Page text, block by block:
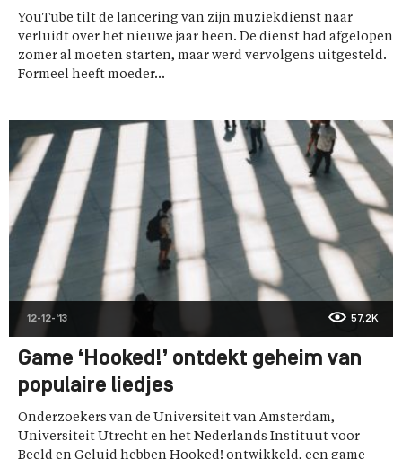
YouTube tilt de lancering van zijn muziekdienst naar
verluidt over het nieuwe jaar heen. De dienst had afgelopen
zomer al moeten starten, maar werd vervolgens uitgesteld.
Formeel heeft moeder...
12-12-'13 57,2K
Game ‘Hooked!’ ontdekt geheim van
populaire liedjes
Onderzoekers van de Universiteit van Amsterdam,
Universiteit Utrecht en het Nederlands Instituut voor
Beeld en Geluid hebben Hooked! ontwikkeld, een game